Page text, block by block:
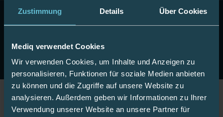
Zustimmung Details Über Cookies
Mediq verwendet Cookies
Wir verwenden Cookies, um Inhalte und Anzeigen zu
personalisieren, Funktionen für soziale Medien anbieten
zu können und die Zugriffe auf unsere Website zu
analysieren. Außerdem geben wir Informationen zu Ihrer
Verwendung unserer Website an unsere Partner für
10 Euro Gutschein!
Ihre nächste Onlinebestellung.
Jetzt anmelden
Jetzt Fan werden!